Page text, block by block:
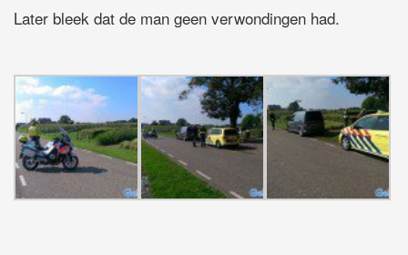
Later bleek dat de man geen verwondingen had.